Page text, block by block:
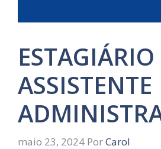
ASSISTENTE
maio 23, 2024 PorCarol